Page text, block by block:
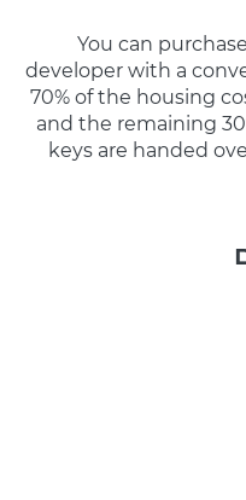
You can
developer with a
70% of the housing
and the remaining
keys are handed